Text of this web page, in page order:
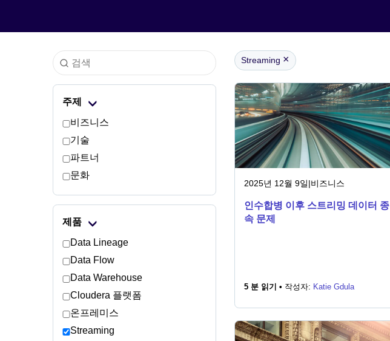
주제
비즈니스
기술
파트너
문화
제품
Data Lineage
Data Flow
Data Warehouse
Cloudera 플랫폼
온프레미스
Streaming
Streaming ×
2025년 12월 9일|비즈니스
인수합병 이후 스트리밍 데이터 종
속 문제
5 분 읽기 • 작성자: Katie Gdula